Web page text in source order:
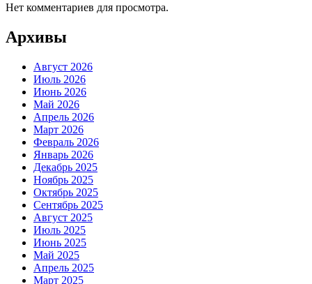
Нет комментариев для просмотра.
Архивы
Август 2026
Июль 2026
Июнь 2026
Май 2026
Апрель 2026
Март 2026
Февраль 2026
Январь 2026
Декабрь 2025
Ноябрь 2025
Октябрь 2025
Сентябрь 2025
Август 2025
Июль 2025
Июнь 2025
Май 2025
Апрель 2025
Март 2025